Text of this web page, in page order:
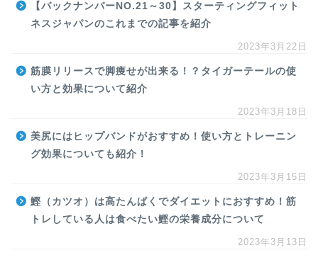
【バックナンバーNO.21～30】スターティングフィット
ネスジャパンのこれまでの記事を紹介
2023年3月22日
筋膜リリースで脚痩せが出来る！？タイガーテールの使
い方と効果について紹介
2023年3月18日
美尻にはヒップバンドがおすすめ！使い方とトレーニン
グ効果についても紹介！
2023年3月15日
鰹（カツオ）は高たんぱくでダイエットにおすすめ！筋
トレしている人は食べたい鰹の栄養成分について
2023年3月13日